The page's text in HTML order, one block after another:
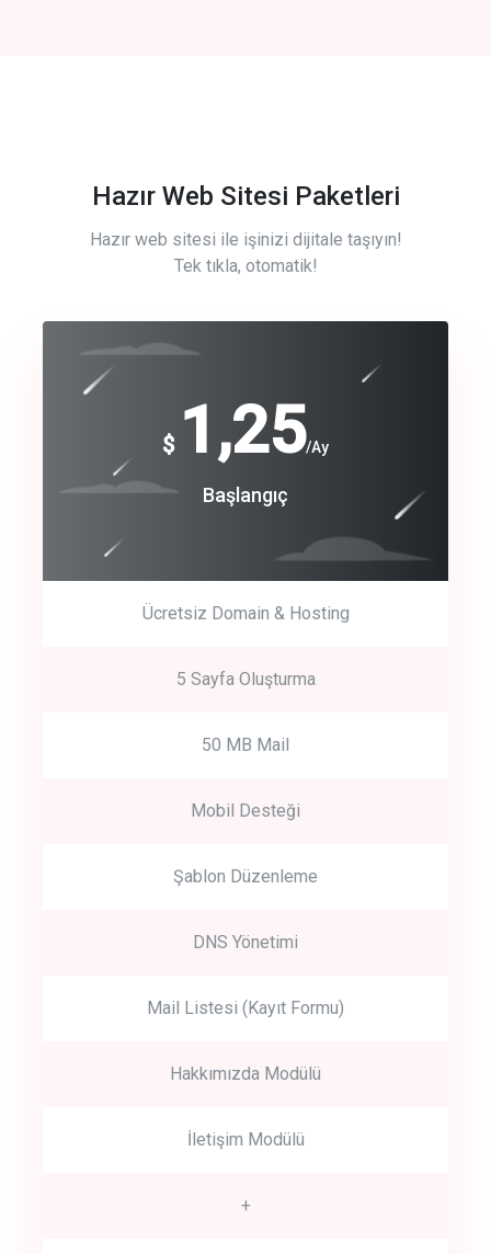
Hazır Web Sitesi Paketleri
Hazır web sitesi ile işinizi dijitale taşıyın!
Tek tıkla, otomatik!
$ 1,25/Ay
Başlangıç
Ücretsiz Domain & Hosting
5 Sayfa Oluşturma
50 MB Mail
Mobil Desteği
Şablon Düzenleme
DNS Yönetimi
Mail Listesi (Kayıt Formu)
Hakkımızda Modülü
İletişim Modülü
+
Free
Basic